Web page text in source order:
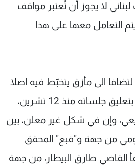
لا يجوز أن تُعتبر مواقف
يتم التعامل معها على هذا
الى مأزق يتخبّط فيه اصلا
مجلس الوزراء، تسبب بتعليق جلساته منذ 12 تشرين،
وإن في شكل غير معلن، بين
من جهة و"قبع" المحقق
القاضي طارق البيطار، من جهة